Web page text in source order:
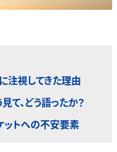
注視してきた理由
て、どう語ったか？
ットへの不安要素